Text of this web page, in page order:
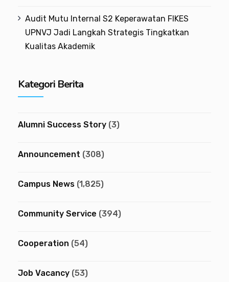
Audit Mutu Internal S2 Keperawatan FIKES
UPNVJ Jadi Langkah Strategis Tingkatkan
Kualitas Akademik
Kategori Berita
Alumni Success Story (3)
Announcement (308)
Campus News (1,825)
Community Service (394)
Cooperation (54)
Job Vacancy (53)